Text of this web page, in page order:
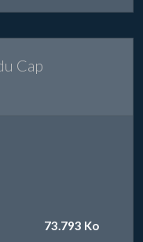
Cap
73.793 Ko